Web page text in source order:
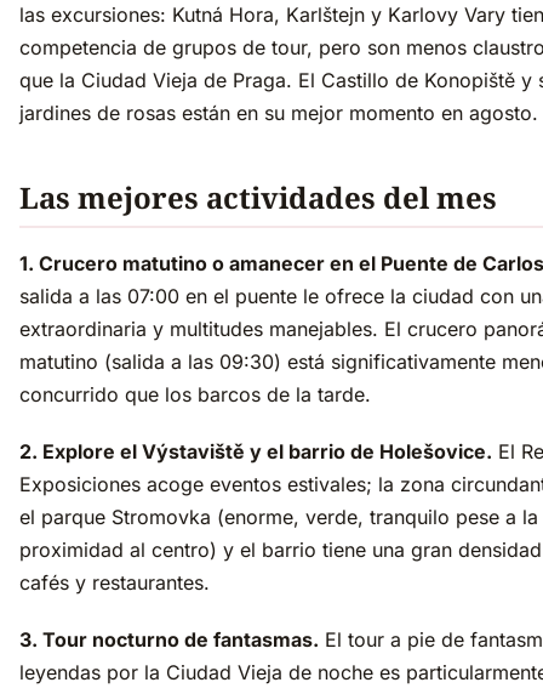
las excursiones: Kutná Hora, Karlštejn y Karlovy Vary
competencia de grupos de tour, pero son menos
que la Ciudad Vieja de Praga. El Castillo de Konopiště y
jardines de rosas están en su mejor momento en agosto.
Las mejores actividades del mes
1. Crucero matutino o amanecer en el Puente de
salida a las 07:00 en el puente le ofrece la ciudad con
extraordinaria y multitudes manejables. El crucero
matutino (salida a las 09:30) está significativamente
concurrido que los barcos de la tarde.
2. Explore el Výstaviště y el barrio de Holešovice. El
Exposiciones acoge eventos estivales; la zona
el parque Stromovka (enorme, verde, tranquilo pese a la
proximidad al centro) y el barrio tiene una gran
cafés y restaurantes.
3. Tour nocturno de fantasmas. El tour a pie de
leyendas por la Ciudad Vieja de noche es